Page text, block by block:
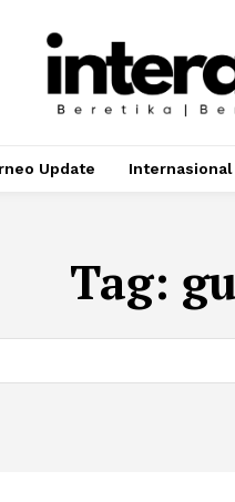
Update Internasional
Tag: